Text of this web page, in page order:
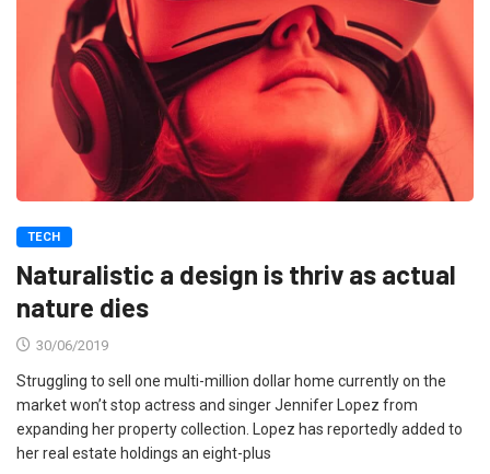
TECH
Naturalistic a design is thriv as actual
nature dies
30/06/2019
Struggling to sell one multi-million dollar home currently on the
market won’t stop actress and singer Jennifer Lopez from
expanding her property collection. Lopez has reportedly added to
her real estate holdings an eight-plus